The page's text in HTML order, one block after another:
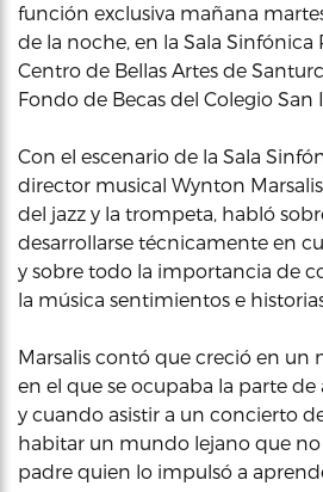
función exclusiva mañana
de la noche, en la Sala Sinfónica
Centro de Bellas Artes de
Fondo de Becas del Colegio San
Con el escenario de la Sala
director musical Wynton
del jazz y la trompeta, habló
desarrollarse técnicamente en
y sobre todo la importancia de
la música sentimientos e
Marsalis contó que creció en un
en el que se ocupaba la parte de
y cuando asistir a un concierto
habitar un mundo lejano que no
padre quien lo impulsó a